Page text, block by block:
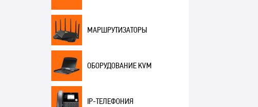
МАРШРУТИЗАТОРЫ
ОБОРУДОВАНИЕ KVM
IP-ТЕЛЕФОНИЯ